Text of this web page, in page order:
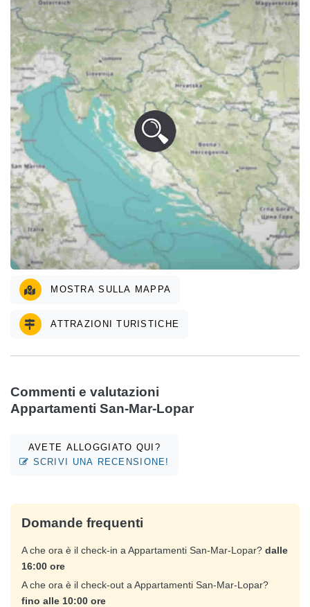
MOSTRA SULLA MAPPA
ATTRAZIONI TURISTICHE
Commenti e valutazioni
Appartamenti San-Mar-Lopar
AVETE ALLOGGIATO QUI?
SCRIVI UNA RECENSIONE!
Domande frequenti
A che ora è il check-in a Appartamenti San-Mar-Lopar? dalle
16:00 ore
A che ora è il check-out a Appartamenti San-Mar-Lopar?
fino alle 10:00 ore